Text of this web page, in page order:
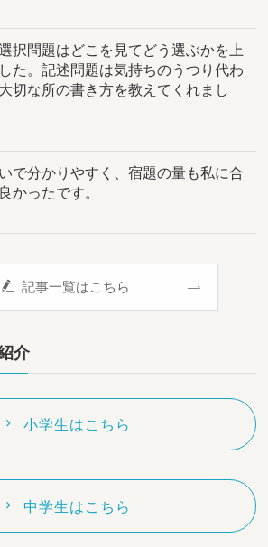
択問題はどこを見てどう選ぶかを上
た。記述問題は気持ちのうつり代わ
切な所の書き方を教えてくれまし
で分かりやすく、宿題の量も私に合
かったです。
記事一覧はこちら
介
小学生はこちら
中学生はこちら